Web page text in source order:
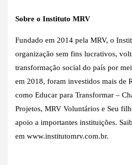
Sobre o Instituto MRV
Fundado em 2014 pela MRV, o
organização sem fins lucrativos,
transformação social do país por
em 2018, foram investidos mais de
como Educar para Transformar –
Projetos, MRV Voluntários e Seu
apoio a importantes instituições.
em www.institutomrv.com.br.